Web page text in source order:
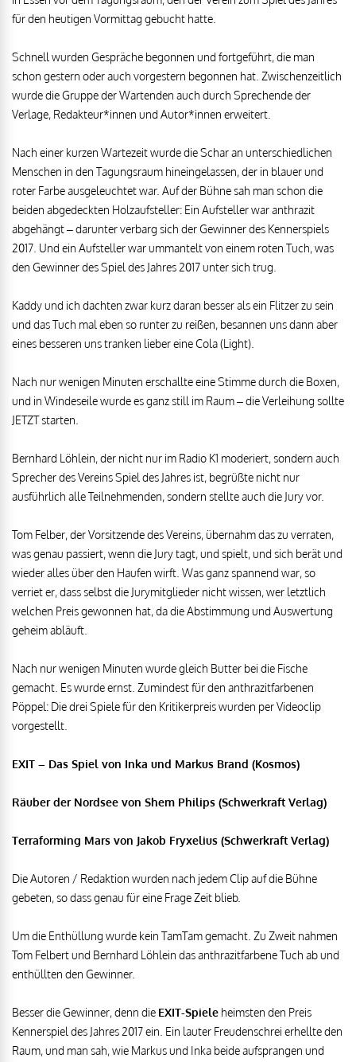
für den heutigen Vormittag gebucht hatte.
Schnell wurden Gespräche begonnen und fortgeführt, die man
schon gestern oder auch vorgestern begonnen hat. Zwischenzeitlich
wurde die Gruppe der Wartenden auch durch Sprechende der
Verlage, Redakteur*innen und Autor*innen erweitert.
Nach einer kurzen Wartezeit wurde die Schar an unterschiedlichen
Menschen in den Tagungsraum hineingelassen, der in blauer und
roter Farbe ausgeleuchtet war. Auf der Bühne sah man schon die
beiden abgedeckten Holzaufsteller: Ein Aufsteller war anthrazit
abgehängt – darunter verbarg sich der Gewinner des Kennerspiels
2017. Und ein Aufsteller war ummantelt von einem roten Tuch, was
den Gewinner des Spiel des Jahres 2017 unter sich trug.
Kaddy und ich dachten zwar kurz daran besser als ein Flitzer zu sein
und das Tuch mal eben so runter zu reißen, besannen uns dann aber
eines besseren uns tranken lieber eine Cola (Light).
Nach nur wenigen Minuten erschallte eine Stimme durch die Boxen,
und in Windeseile wurde es ganz still im Raum – die Verleihung sollte
JETZT starten.
Bernhard Löhlein, der nicht nur im Radio K1 moderiert, sondern auch
Sprecher des Vereins Spiel des Jahres ist, begrüßte nicht nur
ausführlich alle Teilnehmenden, sondern stellte auch die Jury vor.
Tom Felber, der Vorsitzende des Vereins, übernahm das zu verraten,
was genau passiert, wenn die Jury tagt, und spielt, und sich berät und
wieder alles über den Haufen wirft. Was ganz spannend war, so
verriet er, dass selbst die Jurymitglieder nicht wissen, wer letztlich
welchen Preis gewonnen hat, da die Abstimmung und Auswertung
geheim abläuft.
Nach nur wenigen Minuten wurde gleich Butter bei die Fische
gemacht. Es wurde ernst. Zumindest für den anthrazitfarbenen
Pöppel: Die drei Spiele für den Kritikerpreis wurden per Videoclip
vorgestellt.
EXIT – Das Spiel von Inka und Markus Brand (Kosmos)
Räuber der Nordsee von Shem Philips (Schwerkraft Verlag)
Terraforming Mars von Jakob Fryxelius (Schwerkraft Verlag)
Die Autoren / Redaktion wurden nach jedem Clip auf die Bühne
gebeten, so dass genau für eine Frage Zeit blieb.
Um die Enthüllung wurde kein TamTam gemacht. Zu Zweit nahmen
Tom Felbert und Bernhard Löhlein das anthrazitfarbene Tuch ab und
enthüllten den Gewinner.
Besser die Gewinner, denn die EXIT-Spiele heimsten den Preis
Kennerspiel des Jahres 2017 ein. Ein lauter Freudenschrei erhellte den
Raum, und man sah, wie Markus und Inka beide aufsprangen und